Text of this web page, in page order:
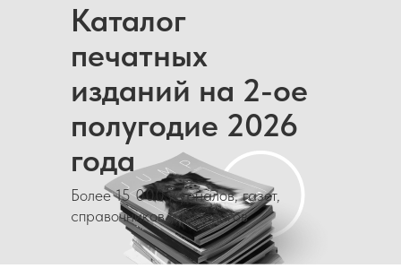
Каталог
печатных
изданий на 2-ое
полугодие 2026
года
Более 15 000 журналов, газет,
справочников и каталогов